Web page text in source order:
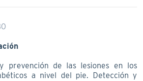
prevención de las lesiones en los
a nivel del pie. Detección y